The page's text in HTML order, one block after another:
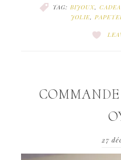
TAG: BIJOUX,
JOLIE,
27